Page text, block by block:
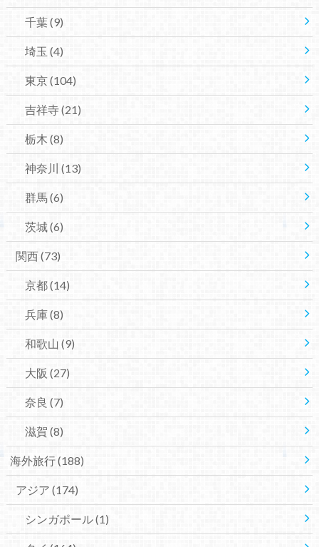
千葉(9)
埼玉 (4)
東京(104)
吉祥寺(21)
栃木 (8)
神奈川 (13)
群馬(6)
茨城(6)
関西(73)
京都(14)
兵庫(8)
和歌山 (9)
大阪 (27)
奈良 (7)
滋賀 (8)
海外旅行(188)
アジア (174)
シンガポール(1)